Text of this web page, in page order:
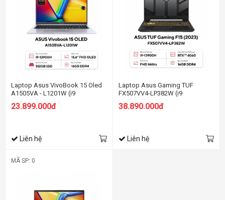
Laptop Asus VivoBook 15 Oled
A1505VA - L1201W (i9
SSD/15.6 Oled/Win11/Bạc)
23.899.000đ
Liên hệ
Laptop Asus Gaming TUF
FX507VV4-LP382W (i9
SSD/15.6 FHD 144hz/RTX 4060
38.890.000đ
Liên hệ
MÃ SP: 0